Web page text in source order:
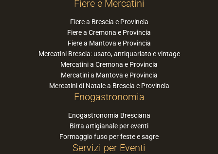
Fiere e Mercatini
Fiere a Brescia e Provincia
Fiere a Cremona e Provincia
Fiere a Mantova e Provincia
Mercatini Brescia: usato, antiquariato e vintage
Mercatini a Cremona e Provincia
Mercatini a Mantova e Provincia
Mercatini di Natale a Brescia e Provincia
Enogastronomia
Enogastronomia Bresciana
Birra artigianale per eventi
Formaggio fuso per feste e sagre
Servizi per Eventi